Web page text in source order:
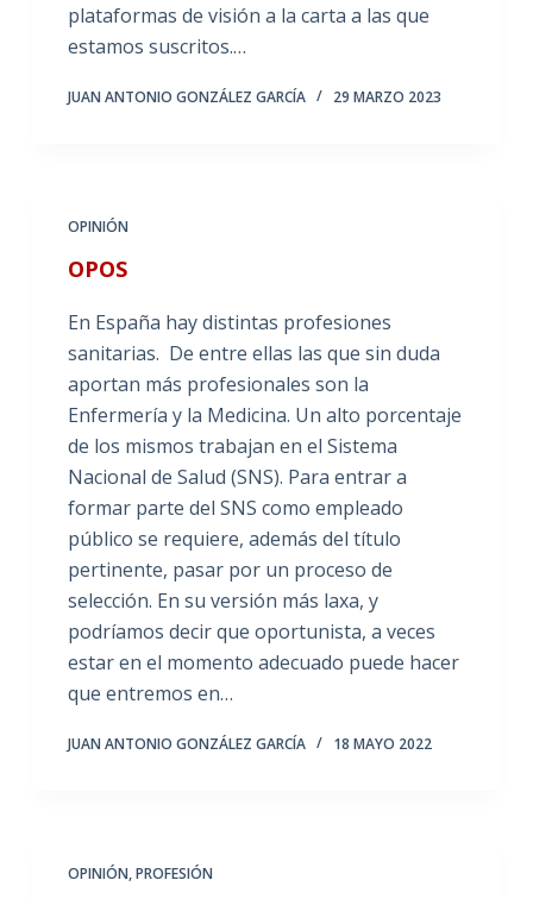
plataformas de visión a la carta a las que
estamos suscritos.…
JUAN ANTONIO GONZÁLEZ GARCÍA 29 MARZO 2023
OPINIÓN
OPOS
En España hay distintas profesiones
sanitarias. De entre ellas las que sin duda
aportan más profesionales son la
Enfermería y la Medicina. Un alto porcentaje
de los mismos trabajan en el Sistema
Nacional de Salud (SNS). Para entrar a
formar parte del SNS como empleado
público se requiere, además del título
pertinente, pasar por un proceso de
selección. En su versión más laxa, y
podríamos decir que oportunista, a veces
estar en el momento adecuado puede hacer
que entremos en…
JUAN ANTONIO GONZÁLEZ GARCÍA 18 MAYO 2022
OPINIÓN,PROFESIÓN